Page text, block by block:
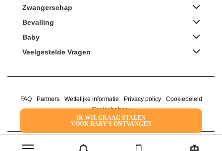
IK WIL GRAAG STALEN
VOOR BABY'S ONTVANGEN
Zwangerschap
Bevalling
Baby
Veelgestelde Vragen
FAQ Partners Wettelijke informatie Privacy policy
Cookiebeleid
Cookiebeheer